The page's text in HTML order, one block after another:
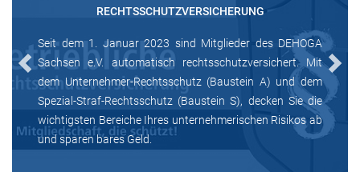
RECHTSSCHUTZVERSICHERUNG
Seit dem 1. Januar 2023 sind Mitglieder des DEHOGA
Sachsen e.V. automatisch rechtsschutzversichert. Mit
dem Unternehmer-Rechtsschutz (Baustein A) und dem
Spezial-Straf-Rechtsschutz (Baustein S), decken Sie die
wichtigsten Bereiche Ihres unternehmerischen Risikos ab
und sparen bares Geld.
Previous Next